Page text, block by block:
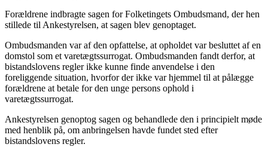
Forældrene indbragte sagen for Folketingets Ombudsmand, der hen
stillede til Ankestyrelsen, at sagen blev genoptaget.
Ombudsmanden var af den opfattelse, at opholdet var besluttet af en
domstol som et varetægtssurrogat. Ombudsmanden fandt derfor, at
bistandslovens regler ikke kunne finde anvendelse i den
foreliggende situation, hvorfor der ikke var hjemmel til at pålægge
forældrene at betale for den unge persons ophold i
varetægtssurrogat.
Ankestyrelsen genoptog sagen og behandlede den i principielt møde
med henblik på, om anbringelsen havde fundet sted efter
bistandslovens regler.